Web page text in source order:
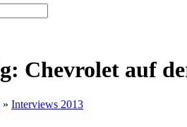
Chevrolet auf
» Interviews 2013